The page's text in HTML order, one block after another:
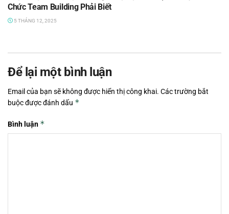
Chức Team Building Phải Biết
5 THÁNG 12, 2025
Để lại một bình luận
Email của bạn sẽ không được hiển thị công khai. Các trường bắt
buộc được đánh dấu *
Bình luận *